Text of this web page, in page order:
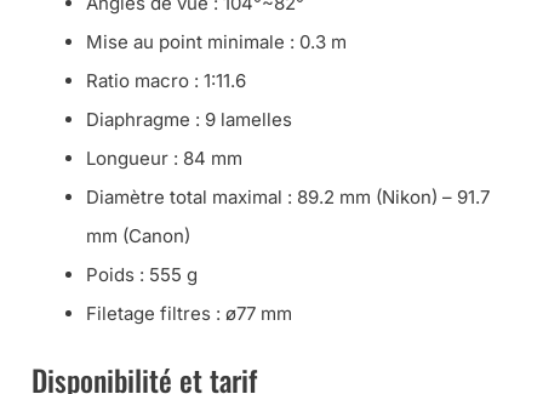
Mise au point minimale : 0.3 m
Ratio macro : 1:11.6
Diaphragme : 9 lamelles
Longueur : 84 mm
Diamètre total maximal : 89.2 mm (Nikon) – 91.7
mm (Canon)
Poids : 555 g
Filetage filtres : ø77 mm
Disponibilité et tarif